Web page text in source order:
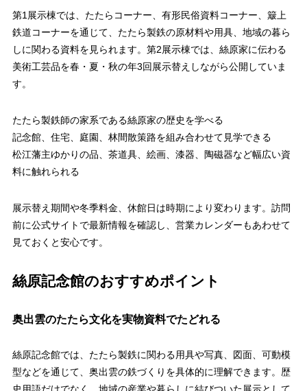
第1展示棟では、たたらコーナー、有形民俗資料コーナー、簸上
鉄道コーナーを通じて、たたら製鉄の原材料や用具、地域の暮ら
しに関わる資料を見られます。第2展示棟では、絲原家に伝わる
美術工芸品を春・夏・秋の年3回展示替えしながら公開していま
す。
たたら製鉄師の家系である絲原家の歴史を学べる
記念館、住宅、庭園、林間散策路を組み合わせて見学できる
松江藩主ゆかりの品、茶道具、絵画、漆器、陶磁器など幅広い資
料に触れられる
展示替え期間や冬季料金、休館日は時期により変わります。訪問
前に公式サイトで最新情報を確認し、営業カレンダーもあわせて
見ておくと安心です。
絲原記念館のおすすめポイント
奥出雲のたたら文化を実物資料でたどれる
絲原記念館では、たたら製鉄に関わる用具や写真、図面、可動模
型などを通じて、奥出雲の鉄づくりを具体的に理解できます。歴